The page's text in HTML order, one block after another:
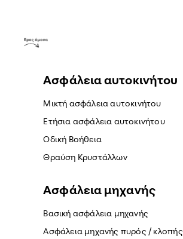
Ασφάλεια αυτοκινήτου
Μικτή ασφάλεια αυτοκινήτου
Ετήσια ασφάλεια αυτοκινήτου
Οδική Βοήθεια
Θραύση Κρυστάλλων
Ασφάλεια μηχανής
Βασική ασφάλεια μηχανής
Ασφάλεια μηχανής πυρός / κλοπής